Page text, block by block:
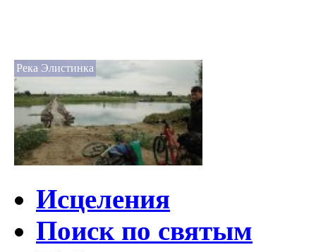
Река Элистинка
Исцеления
Поиск по святым